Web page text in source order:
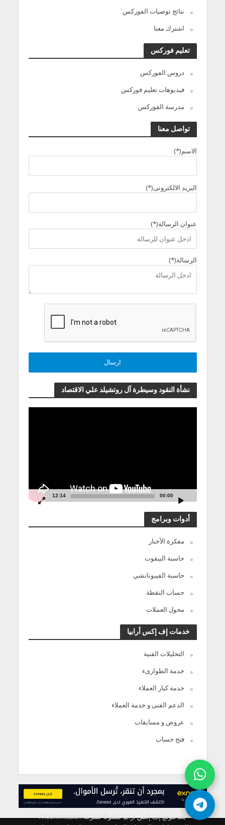
نتائج توصيات الفوركس
اشترك معنا
تعليم فوركس
دروس الفوركس
فيديوهات تعليم فوركس
مدرسة الفوركس
تواصل معنا
الاسم(*)
البريد الالكترونى(*)
عنوان الرسالة(*)
الرسالة(*)
نشأة النقود وسيطرة آل روتشيلد علي الاقتصاد
00:00
12:14
أدوات وبرامج
مفكرة الأخبار
حاسبة البيفوت
حاسبة الفيبوناتشي
حساب النقطة
محول العملات
خدمات إف إكس أرابيا
التحليلات الفنية
خدمة الطوارىء
خدمة كبار العملاء
الدعم الفنى و خدمة العملاء
عروض و مسابقات
فتح حساب
يعد موقع إف إكس ارابيا مملوكًا لشركة FXCommission